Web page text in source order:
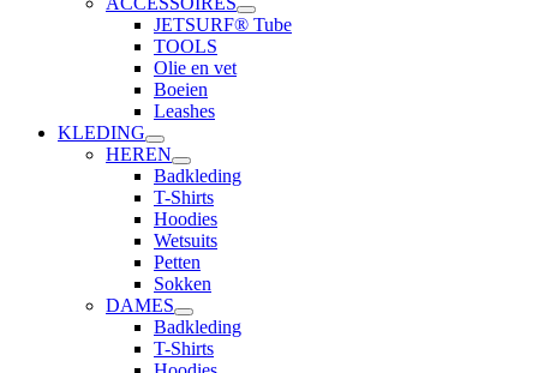
JETSURF® Tube
TOOLS
Olie en vet
Boeien
Leashes
KLEDING
HEREN
Badkleding
T-Shirts
Hoodies
Wetsuits
Petten
Sokken
DAMES
Badkleding
T-Shirts